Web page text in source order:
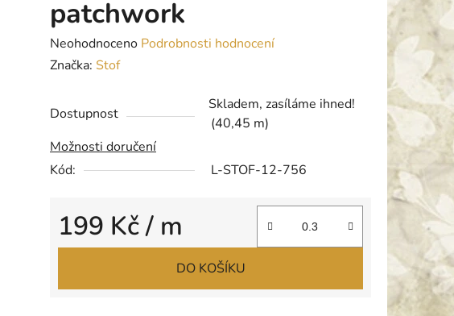
patchwork
Průměrné
hodnocení
je
z
5
Neohodnoceno Podrobnosti hodnocení
Značka: Stof
Dostupnost
Skladem, zasíláme ihned!
(40,45 m)
Možnosti doručení
Kód:
L-STOF-12-756
199 Kč/ m
Měrná cena:
DO KOŠÍKU